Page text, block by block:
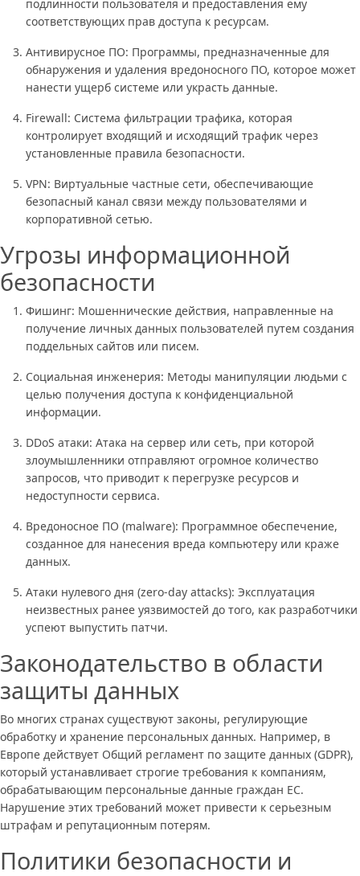
подлинности пользователя и предоставления ему
соответствующих прав доступа к ресурсам.
Антивирусное ПО: Программы, предназначенные для
обнаружения и удаления вредоносного ПО, которое может
нанести ущерб системе или украсть данные.
Firewall: Система фильтрации трафика, которая
контролирует входящий и исходящий трафик через
установленные правила безопасности.
VPN: Виртуальные частные сети, обеспечивающие
безопасный канал связи между пользователями и
корпоративной сетью.
Угрозы информационной
безопасности
Фишинг: Мошеннические действия, направленные на
получение личных данных пользователей путем создания
поддельных сайтов или писем.
Социальная инженерия: Методы манипуляции людьми с
целью получения доступа к конфиденциальной
информации.
DDoS атаки: Атака на сервер или сеть, при которой
злоумышленники отправляют огромное количество
запросов, что приводит к перегрузке ресурсов и
недоступности сервиса.
Вредоносное ПО (malware): Программное обеспечение,
созданное для нанесения вреда компьютеру или краже
данных.
Атаки нулевого дня (zero-day attacks): Эксплуатация
неизвестных ранее уязвимостей до того, как разработчики
успеют выпустить патчи.
Законодательство в области
защиты данных
Во многих странах существуют законы, регулирующие
обработку и хранение персональных данных. Например, в
Европе действует Общий регламент по защите данных (GDPR),
который устанавливает строгие требования к компаниям,
обрабатывающим персональные данные граждан ЕС.
Нарушение этих требований может привести к серьезным
штрафам и репутационным потерям.
Политики безопасности и